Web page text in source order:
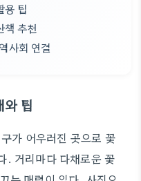
용 팁
책 추천
사회 연결
팁
가 어우러진 곳으로 꽃
. 거리마다 다채로운 꽃